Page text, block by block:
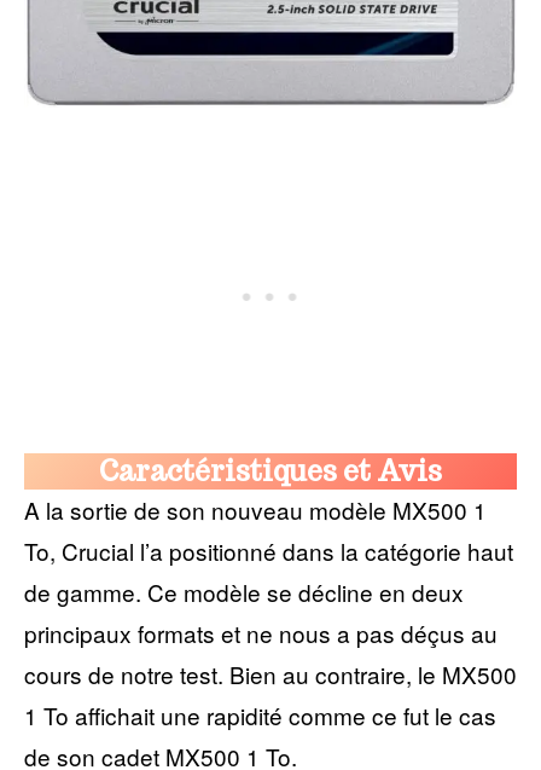
Caractéristiques et Avis
A la sortie de son nouveau modèle MX500 1
To, Crucial l’a positionné dans la catégorie haut
de gamme. Ce modèle se décline en deux
principaux formats et ne nous a pas déçus au
cours de notre test. Bien au contraire, le MX500
1 To affichait une rapidité comme ce fut le cas
de son cadet MX500 1 To.